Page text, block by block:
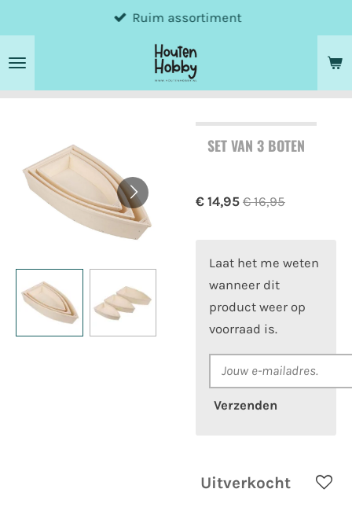
direct
naar
Ruim assortiment
SET VAN 3 BOTEN
€ 14,95 € 16,95
Laat het me weten
wanneer dit
product weer op
voorraad is.
Verzenden
Uitverkocht